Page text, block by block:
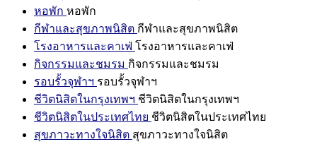
หอพัก หอพัก
กีฬาและสุขภาพนิสิต กีฬาและสุขภาพนิสิต
โรงอาหารและคาเฟ่ โรงอาหารและคาเฟ่
กิจกรรมและชมรม กิจกรรมและชมรม
รอบรั้วจุฬาฯ รอบรั้วจุฬาฯ
ชีวิตนิสิตในกรุงเทพฯ ชีวิตนิสิตในกรุงเทพฯ
ชีวิตนิสิตในประเทศไทย ชีวิตนิสิตในประเทศไทย
สุขภาวะทางใจนิสิต สุขภาวะทางใจนิสิต